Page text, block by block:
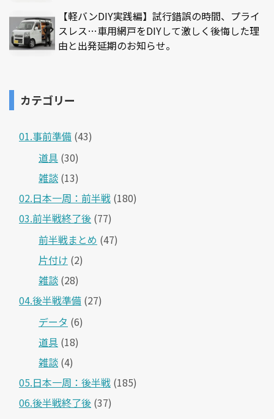
【軽バンDIY実践編】試行錯誤の時間、プライ
スレス…車用網戸をDIYして激しく後悔した理
由と出発延期のお知らせ。
カテゴリー
01.事前準備 (43)
道具 (30)
雑談 (13)
02.日本一周：前半戦 (180)
03.前半戦終了後 (77)
前半戦まとめ (47)
片付け (2)
雑談 (28)
04.後半戦準備 (27)
データ (6)
道具 (18)
雑談 (4)
05.日本一周：後半戦 (185)
06.後半戦終了後 (37)